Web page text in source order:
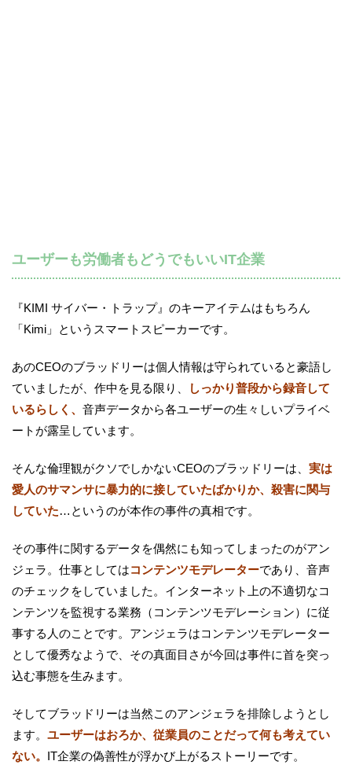
ユーザーも労働者もどうでもいいIT企業
『KIMI サイバー・トラップ』のキーアイテムはもちろん
「Kimi」というスマートスピーカーです。
あのCEOのブラッドリーは個人情報は守られていると豪語し
ていましたが、作中を見る限り、
しっかり普段から録音して
いるらしく、 音声データから各ユーザーの生々しいプライベ
ートが露呈しています。
そんな倫理観がクソでしかないCEOのブラッドリーは、 実は
愛人のサマンサに暴力的に接していたばかりか、殺害に関与
していた…というのが本作の事件の真相です。
その事件に関するデータを偶然にも知ってしまったのがアン
ジェラ。仕事としてはコンテンツモデレーターであり、音声
のチェックをしていました。インターネット上の不適切なコ
ンテンツを監視する業務（コンテンツモデレーション）に従
事する人のことです。アンジェラはコンテンツモデレーター
として優秀なようで、その真面目さが今回は事件に首を突っ
込む事態を生みます。
そしてブラッドリーは当然このアンジェラを排除しようとし
ます。 ユーザーはおろか、従業員のことだって何も考えてい
ない。 IT企業の偽善性が浮かび上がるストーリーです。